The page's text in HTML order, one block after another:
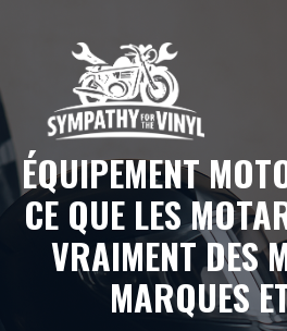
ÉQUIPEMENT
CE QUE LES
VRAIMENT DES
MARQUES